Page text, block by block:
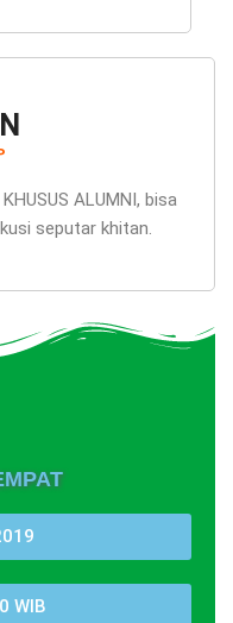
ALUMNI, bisa
seputar khitan.
WIB